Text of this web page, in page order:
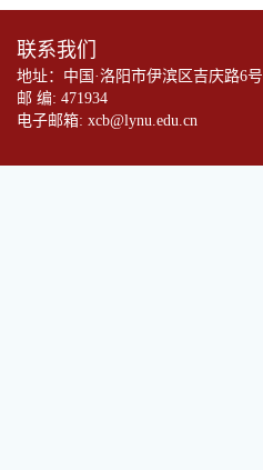
联系我们
地址：中国·洛阳市伊滨区吉庆路6号
邮 编: 471934
电子邮箱: xcb@lynu.edu.cn